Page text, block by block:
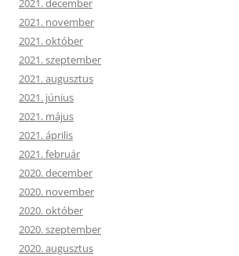
2021. november
2021. október
2021. szeptember
2021. augusztus
2021. június
2021. május
2021. április
2021. február
2020. december
2020. november
2020. október
2020. szeptember
2020. augusztus